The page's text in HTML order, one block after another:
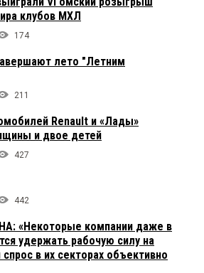
клубов МХЛ
174
лето "Летним
211
Renault и «Лады»
и двое детей
427
442
«Некоторые компании даже в
удержать рабочую силу на
спрос в их секторах объективно